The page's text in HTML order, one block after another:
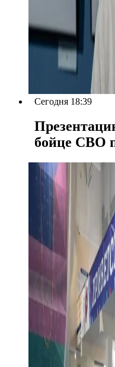
Сегодня 18:39
бойце СВО